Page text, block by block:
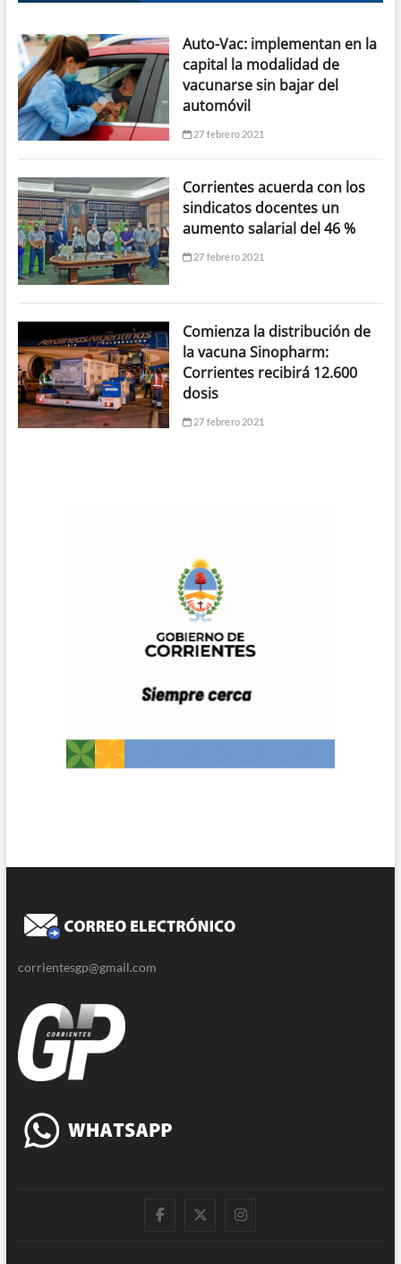
Auto-Vac: implementan en la
capital la modalidad de
vacunarse sin bajar del
automóvil
27 febrero 2021
Corrientes acuerda con los
sindicatos docentes un
aumento salarial del 46 %
27 febrero 2021
Comienza la distribución de
la vacuna Sinopharm:
Corrientes recibirá 12.600
dosis
27 febrero 2021
corrientesgp@gmail.com
| TwitterInstagram